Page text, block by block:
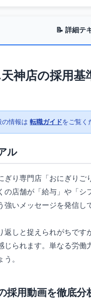
📝 詳細テ
神店の採用
の情報は 転職ガイドをご覧く
ル
り専門店「おにぎり
店舗が「給与」や「
いメッセージを発信し
しと捉えられがちで
られます。単なる労
。
採用動画を徹底分